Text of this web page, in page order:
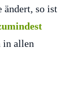
ändert, so ist
in allen